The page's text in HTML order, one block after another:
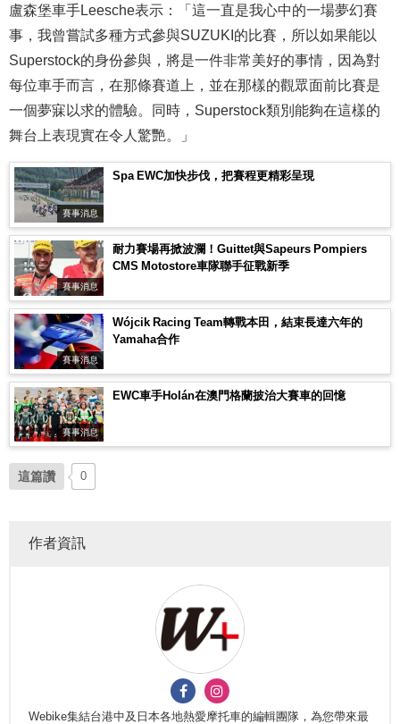
盧森堡車手Leesche表示：「這一直是我心中的一場夢幻賽
事，我曾嘗試多種方式參與SUZUKI的比賽，所以如果能以
Superstock的身份參與，將是一件非常美好的事情，因為對
每位車手而言，在那條賽道上，並在那樣的觀眾面前比賽是
一個夢寐以求的體驗。同時，Superstock類別能夠在這樣的
舞台上表現實在令人驚艷。」
賽事消息
Spa EWC加快步伐，把賽程更精彩呈現
賽事消息
耐力賽場再掀波瀾！Guittet與Sapeurs Pompiers
CMS Motostore車隊聯手征戰新季
賽事消息
Wójcik Racing Team轉戰本田，結束長達六年的
Yamaha合作
賽事消息
EWC車手Holán在澳門格蘭披治大賽車的回憶
這篇讚 0
作者資訊
Webike集結台港中及日本各地熱愛摩托車的編輯團隊，為您帶來最